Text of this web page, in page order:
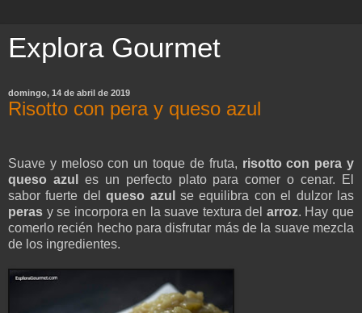
Explora Gourmet
domingo, 14 de abril de 2019
Risotto con pera y queso azul
Suave y meloso con un toque de fruta, risotto con pera y
queso azul
es un perfecto plato para comer o cenar. El
sabor fuerte delqueso azul
se equilibra con el dulzor las
peras y se incorpora en la suave textura del arroz. Hay que
comerlo recién hecho para disfrutar más de la suave mezcla
de los ingredientes.